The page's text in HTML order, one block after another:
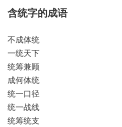
含统字的成语
不成体统
一统天下
统筹兼顾
成何体统
统一口径
统一战线
统筹统支